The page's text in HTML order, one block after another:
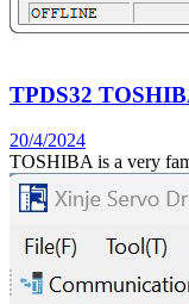
TPDS32
20/4/2024
TOSHIBA is a very